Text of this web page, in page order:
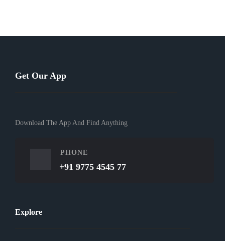
Get Our App
Download The App And Find Anything
PHONE
+91 9775 4545 77
Explore